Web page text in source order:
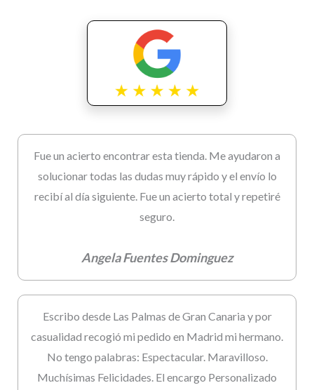
Fue un acierto encontrar esta tienda. Me ayudaron a
solucionar todas las dudas muy rápido y el envío lo
recibí al día siguiente. Fue un acierto total y repetiré
seguro.
Angela Fuentes Dominguez
Escribo desde Las Palmas de Gran Canaria y por
casualidad recogió mi pedido en Madrid mi hermano.
No tengo palabras: Espectacular. Maravilloso.
Muchísimas Felicidades. El encargo Personalizado